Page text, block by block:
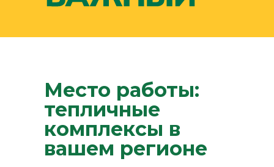
Место работы:
тепличные
комплексы в
вашем регионе